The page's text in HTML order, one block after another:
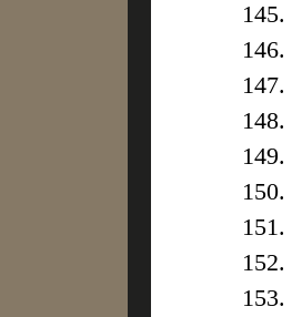
145.
146.
147.
148.
149.
150.
151.
152.
153.